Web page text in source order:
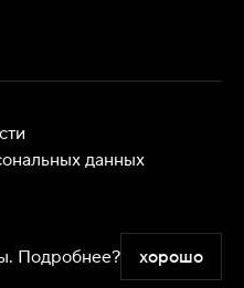
данных
Подробнее? хорошо